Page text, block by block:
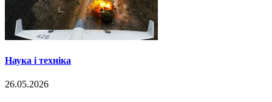
Наука і техніка
26.05.2026